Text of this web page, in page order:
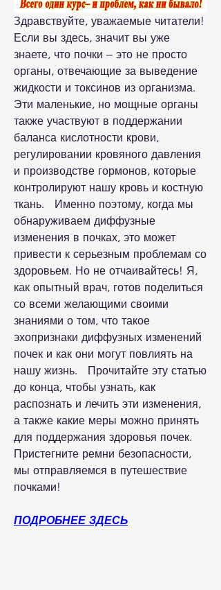
Здравствуйте, уважаемые читатели!
Если вы здесь, значит вы уже
знаете, что почки – это не просто
органы, отвечающие за выведение
жидкости и токсинов из организма.
Эти маленькие, но мощные органы
также участвуют в поддержании
баланса кислотности крови,
регулировании кровяного давления
и производстве гормонов, которые
контролируют нашу кровь и костную
ткань.   Именно поэтому, когда мы
обнаруживаем диффузные
изменения в почках, это может
привести к серьезным проблемам со
здоровьем. Но не отчаивайтесь! Я,
как опытный врач, готов поделиться
со всеми желающими своими
знаниями о том, что такое
эхопризнаки диффузных изменений
почек и как они могут повлиять на
нашу жизнь.   Прочитайте эту статью
до конца, чтобы узнать, как
распознать и лечить эти изменения,
а также какие меры можно принять
для поддержания здоровья почек.
Пристегните ремни безопасности,
мы отправляемся в путешествие
почками!
ПОДРОБНЕЕ ЗДЕСЬ